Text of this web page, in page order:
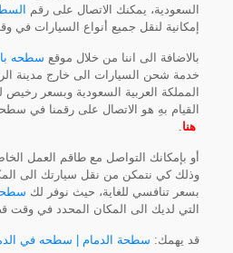
السعودية، يمكنك الاتصال على رقم
إمكانية لنقل جميع أنواع السيارات في
بالاضافة الى اننا من خلال موقع سطحه
خدمة شحن السيارات الى خارج مدينة
المملكة العربية السعودية وبسعر رخيص
القيام بهِ هو الاتصال على رقمنا في
هنا
أو بإمكانك التواصل مع طاقم العمل
وذلك كي نتمكن من نقل سيارتك الى
بسعر تنافسي للغاية، حيث نوفر لك
التي لديك الى المكان المحدد في وقت
قد يهمك: سطحة الدمام | سطحه في